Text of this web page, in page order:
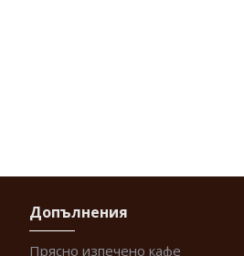
Допълнения
Прясно изпечено кафе